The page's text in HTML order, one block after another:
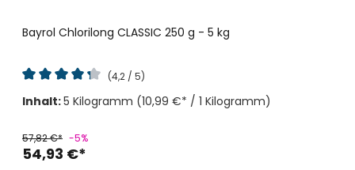
Bayrol Chlorilong CLASSIC 250 g - 5 kg
Durchschnittliche Bewertung von 4.1 von 5 Sternen
(4,2 / 5)
Inhalt:5 Kilogramm (10,99 €* / 1 Kilogramm)
54,93 €*
57,82 €* -5%